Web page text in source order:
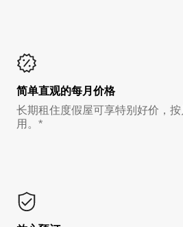
简单直观的每月价格
长期租住度假屋可享特别好价，
用。*